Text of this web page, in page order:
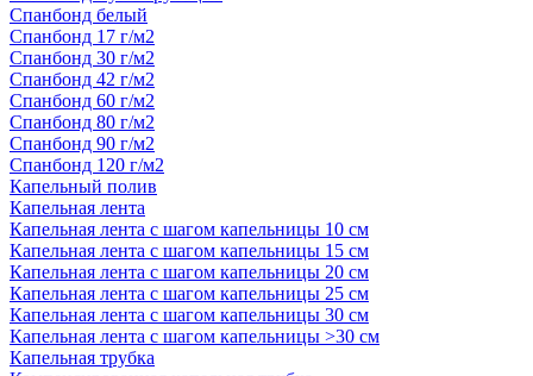
Спанбонд белый
Спанбонд 17 г/м2
Спанбонд 30 г/м2
Спанбонд 42 г/м2
Спанбонд 60 г/м2
Спанбонд 80 г/м2
Спанбонд 90 г/м2
Спанбонд 120 г/м2
Капельный полив
Капельная лента
Капельная лента с шагом капельницы 10 см
Капельная лента с шагом капельницы 15 см
Капельная лента с шагом капельницы 20 см
Капельная лента с шагом капельницы 25 см
Капельная лента с шагом капельницы 30 см
Капельная лента с шагом капельницы >30 см
Капельная трубка